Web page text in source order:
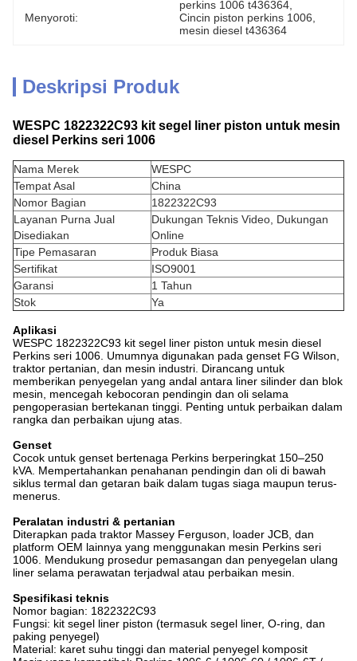
Menyoroti:
perkins 1006 t436364
Cincin piston perkins 1006
mesin diesel t436364
Deskripsi Produk
WESPC 1822322C93 kit segel liner piston untuk mesin
diesel Perkins seri 1006
Nama Merek
WESPC
Tempat Asal
China
Nomor Bagian
1822322C93
Layanan Purna Jual
Disediakan
Dukungan Teknis Video, Dukungan
Online
Tipe Pemasaran
Produk Biasa
Sertifikat
ISO9001
Garansi
1 Tahun
Stok
Ya
Aplikasi
WESPC 1822322C93 kit segel liner piston untuk mesin diesel
Perkins seri 1006. Umumnya digunakan pada genset FG Wilson,
traktor pertanian, dan mesin industri. Dirancang untuk
memberikan penyegelan yang andal antara liner silinder dan blok
mesin, mencegah kebocoran pendingin dan oli selama
pengoperasian bertekanan tinggi. Penting untuk perbaikan dalam
rangka dan perbaikan ujung atas.
Genset
Cocok untuk genset bertenaga Perkins berperingkat 150–250
kVA. Mempertahankan penahanan pendingin dan oli di bawah
siklus termal dan getaran baik dalam tugas siaga maupun terus-
menerus.
Peralatan industri & pertanian
Diterapkan pada traktor Massey Ferguson, loader JCB, dan
platform OEM lainnya yang menggunakan mesin Perkins seri
1006. Mendukung prosedur pemasangan dan penyegelan ulang
liner selama perawatan terjadwal atau perbaikan mesin.
Spesifikasi teknis
Nomor bagian: 1822322C93
Fungsi: kit segel liner piston (termasuk segel liner, O-ring, dan
paking penyegel)
Material: karet suhu tinggi dan material penyegel komposit